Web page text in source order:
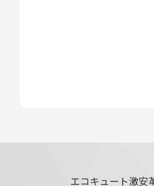
エコキュート激安